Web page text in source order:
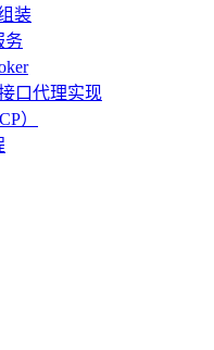
装
务
口代理实现
）